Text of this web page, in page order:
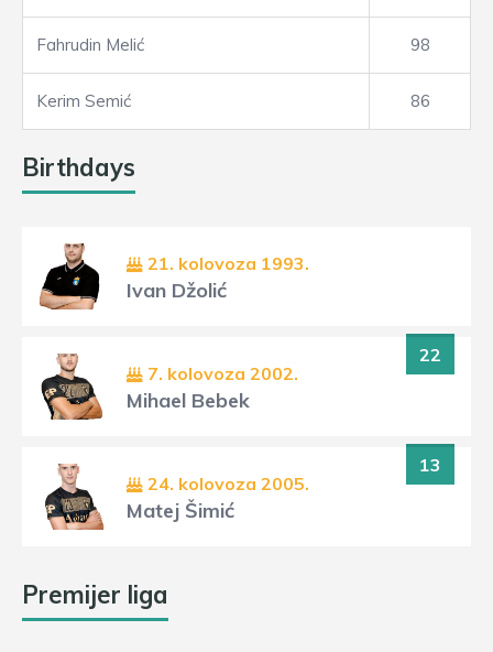
Fahrudin Melić 98
Kerim Semić 86
Birthdays
21. kolovoza 1993.
Ivan Džolić
22
7. kolovoza 2002.
Mihael Bebek
13
24. kolovoza 2005.
Matej Šimić
Premijer liga